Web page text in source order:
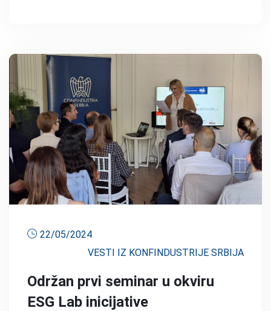
22/05/2024
VESTI IZ KONFINDUSTRIJE SRBIJA
Održan prvi seminar u okviru
ESG Lab inicijative